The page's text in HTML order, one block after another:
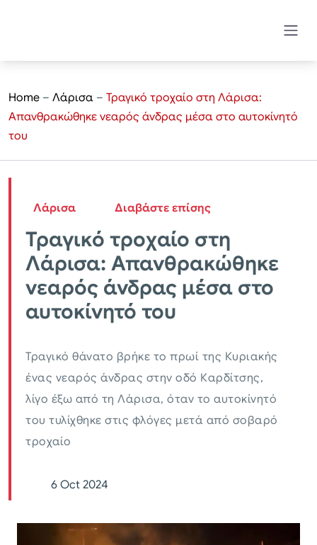
Home – Λάρισα – Τραγικό τροχαίο στη Λάρισα:
Απανθρακώθηκε νεαρός άνδρας μέσα στο αυτοκίνητό
του
Λάρισα Διαβάστε επίσης
Τραγικό τροχαίο στη
Λάρισα: Απανθρακώθηκε
νεαρός άνδρας μέσα στο
αυτοκίνητό του
Τραγικό θάνατο βρήκε το πρωί της Κυριακής
ένας νεαρός άνδρας στην οδό Καρδίτσης,
λίγο έξω από τη Λάρισα, όταν το αυτοκίνητό
του τυλίχθηκε στις φλόγες μετά από σοβαρό
τροχαίο
6 Oct 2024